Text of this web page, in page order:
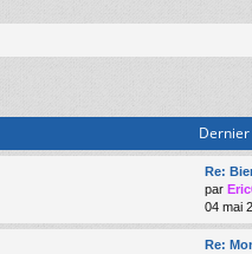
Re:
par
04 mai
Re: